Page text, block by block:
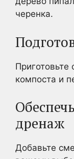
черенка.
компоста и
дренаж
Добавьте